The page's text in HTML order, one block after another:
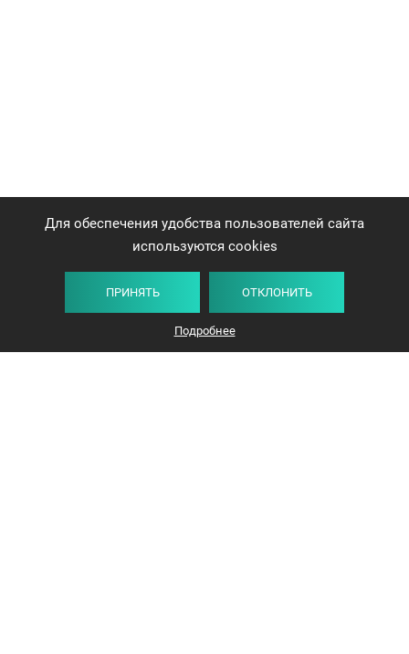
Для обеспечения удобства пользователей сайта
используются cookies
ПРИНЯТЬ ОТКЛОНИТЬ
Подробнее